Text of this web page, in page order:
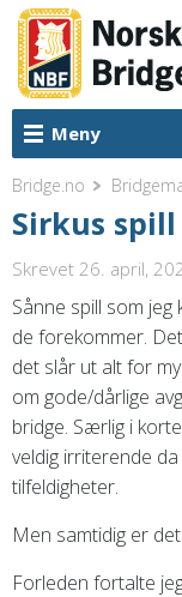
Meny
Bridge.no
Sirkus
Skrevet 26. april,
Sånne spill som jeg
de forekommer.
det slår ut alt for
om gode/dårlige
bridge. Særlig i
veldig irriterende
tilfeldigheter.
Men samtidig er
Forleden fortalte